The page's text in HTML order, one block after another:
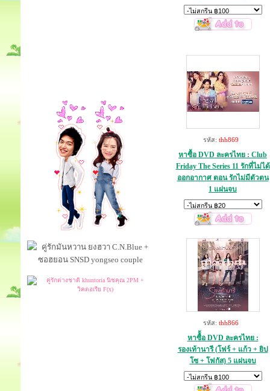
รหัส: thh869
หาซื้อ DVD ละครไทย : Club
Friday The Series 11 รักที่ไม่ได้
ออกอากาศ ตอน รักไม่มีตัวตน
1 แผ่นจบ
รหัส: thh866
หาซื้้อ DVD ละครไทย :
รองเท้านารี (โฟร์ + แก้ว + ยิป
โซ + โฟกัส) 5 แผ่นจบ